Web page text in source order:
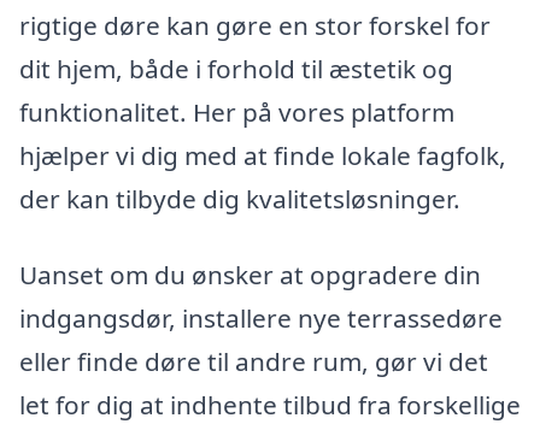
rigtige døre kan gøre en stor forskel for
dit hjem, både i forhold til æstetik og
funktionalitet. Her på vores platform
hjælper vi dig med at finde lokale fagfolk,
der kan tilbyde dig kvalitetsløsninger.
Uanset om du ønsker at opgradere din
indgangsdør, installere nye terrassedøre
eller finde døre til andre rum, gør vi det
let for dig at indhente tilbud fra forskellige